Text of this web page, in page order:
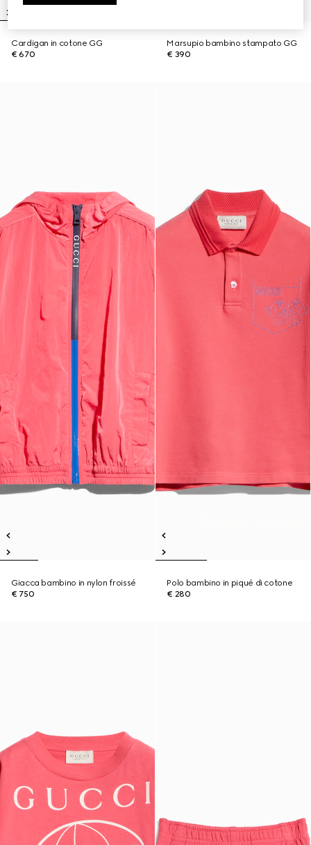
Cardigan in cotone GG
€ 670
Marsupio bambino stampato GG
€ 390
Giacca bambino in nylon froissé
€ 750
Polo bambino in piqué di cotone
€ 280